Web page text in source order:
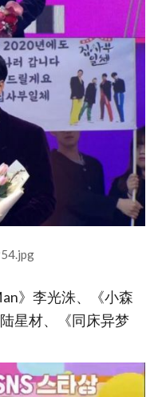
》李光洙、《小森
星材、《同床异梦